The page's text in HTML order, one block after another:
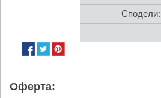
Сподели:
Оферта: